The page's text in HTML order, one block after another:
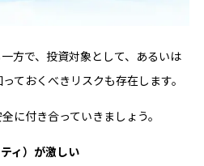
方で、投資対象として、あるいは
ておくべきリスクも存在します。
に付き合っていきましょう。
ィ）が激しい